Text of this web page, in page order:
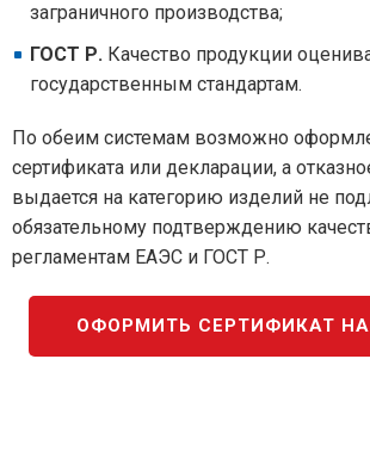
заграничного производства;
ГОСТ Р. Качество продукции
государственным стандартам.
По обеим системам возможно
сертификата или декларации, а
выдается на категорию изделий не
обязательному подтверждению
регламентам ЕАЭС и ГОСТ Р.
ОФОРМИТЬ СЕРТИФИКАТ